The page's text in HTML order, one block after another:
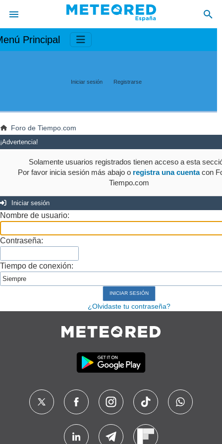
Principal
Iniciar sesión Registrarse
Foro de Tiempo.com
¡Advertencia!
Solamente usuarios registrados tienen acceso a esta
Por favor inicia sesión más abajo o registra una cuentacon
Tiempo.com
Iniciar sesión
Nombre de usuario:
Contraseña:
Tiempo de conexión:
¿Olvidaste tu contraseña?